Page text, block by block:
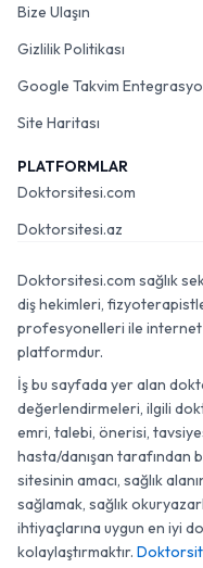
Bize Ulaşın
Gizlilik Politikası
Google Takvim
Site Haritası
PLATFORMLAR
Doktorsitesi.com
Doktorsitesi.az
Doktorsitesi.com sağlık
diş hekimleri,
profesyonelleri ile internet
platformdur.
İş bu sayfada yer alan
değerlendirmeleri, ilgili
emri, talebi, önerisi,
hasta/danışan tarafından
sitesinin amacı, sağlık
sağlamak, sağlık
ihtiyaçlarına uygun en iyi
kolaylaştırmaktır.